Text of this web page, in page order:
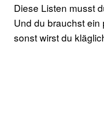
Diese Listen musst
Und du brauchst
sonst wirst du